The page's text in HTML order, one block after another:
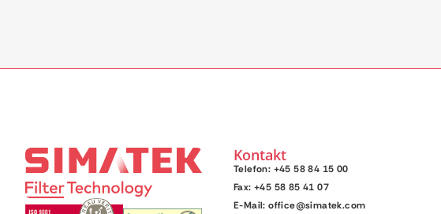
Kontakt
Telefon: +45 58 84 15 00
Fax: +45 58 85 41 07
E-Mail: office@simatek.com